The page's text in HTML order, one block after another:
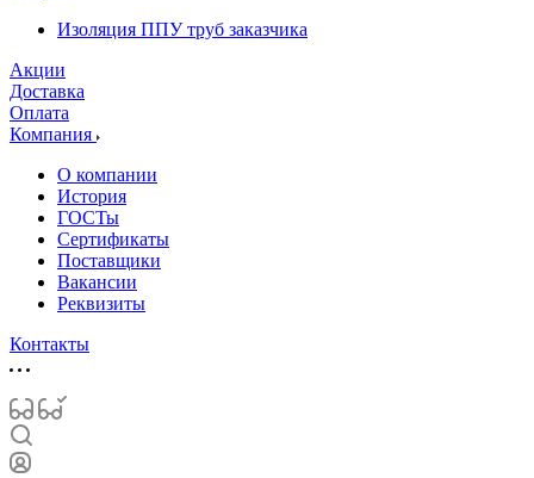
Изоляция ППУ труб заказчика
Акции
Доставка
Оплата
Компания
О компании
История
ГОСТы
Сертификаты
Поставщики
Вакансии
Реквизиты
Контакты